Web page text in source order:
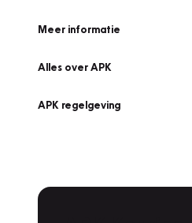
Meer informatie
Alles over APK
APK regelgeving